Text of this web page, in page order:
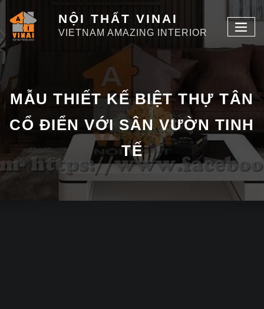
NỘI THẤT VINAI
VIETNAM AMAZING INTERIOR
MẪU THIẾT KẾ BIỆT THỰ TÂN
CỔ ĐIỂN VỚI SÂN VƯỜN TINH
TẾ